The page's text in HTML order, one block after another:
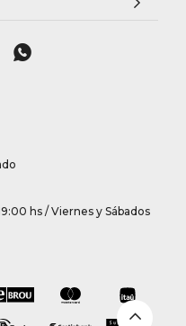
hs / Viernes y Sábados
